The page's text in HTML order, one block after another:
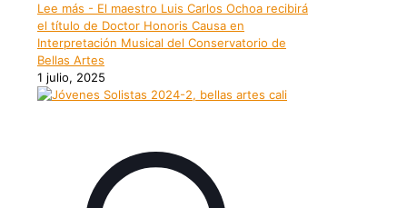
Lee más - El maestro Luis Carlos Ochoa recibirá
el título de Doctor Honoris Causa en
Interpretación Musical del Conservatorio de
Bellas Artes
1 julio, 2025